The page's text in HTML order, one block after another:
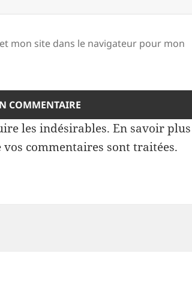
mon site dans le navigateur pour mon
les indésirables.En savoir plus
commentaires sont traitées.